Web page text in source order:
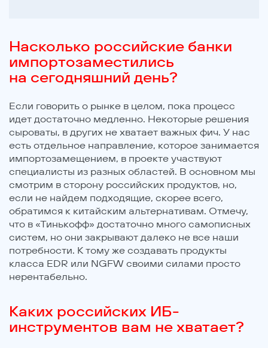
Насколько российские банки
импортозаместились
на сегодняшний день?
Если говорить о рынке в целом, пока процесс
идет достаточно медленно. Некоторые решения
сыроваты, в других не хватает важных фич. У нас
есть отдельное направление, которое занимается
импортозамещением, в проекте участвуют
специалисты из разных областей. В основном мы
смотрим в сторону российских продуктов, но,
если не найдем подходящие, скорее всего,
обратимся к китайским альтернативам. Отмечу,
что в «Тинькофф» достаточно много самописных
систем, но они закрывают далеко не все наши
потребности. К тому же создавать продукты
класса EDR или NGFW своими силами просто
нерентабельно.
Каких российских ИБ-
инструментов вам не хватает?